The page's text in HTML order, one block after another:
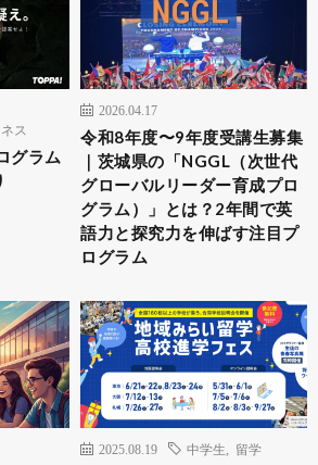
ス
グラム
2026.04.17
令和8年度〜9年度受講生募集
｜茨城県の「NGGL（次世代
グローバルリーダー育成プロ
グラム）」とは？2年間で英
語力と探究力を伸ばす注目プ
ログラム
2025.08.19 中学生 留学